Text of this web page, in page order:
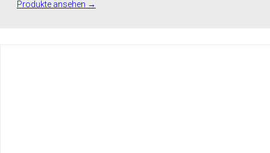
Produkte ansehen →